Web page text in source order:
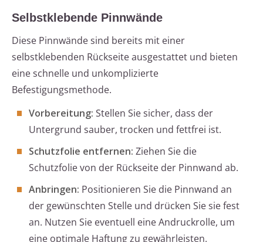
Selbstklebende Pinnwände
Diese Pinnwände sind bereits mit einer
selbstklebenden Rückseite ausgestattet und bieten
eine schnelle und unkomplizierte
Befestigungsmethode.
Vorbereitung: Stellen Sie sicher, dass der
Untergrund sauber, trocken und fettfrei ist.
Schutzfolie entfernen: Ziehen Sie die
Schutzfolie von der Rückseite der Pinnwand ab.
Anbringen: Positionieren Sie die Pinnwand an
der gewünschten Stelle und drücken Sie sie fest
an. Nutzen Sie eventuell eine Andruckrolle, um
eine optimale Haftung zu gewährleisten.